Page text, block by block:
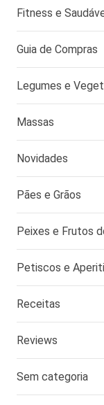
Fitness e
Guia de Compras
Legumes e
Massas
Novidades
Pães e Grãos
Peixes e Frutos
Petiscos e
Receitas
Reviews
Sem categoria